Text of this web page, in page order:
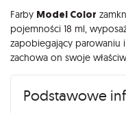
Farby Model Color
pojemności 18 ml,
zapobiegający parowaniu
zachowa on swoje
Podstawowe